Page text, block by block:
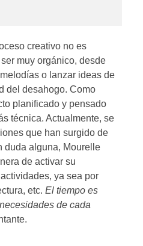
creativo no es
muy orgánico, desde
o lanzar ideas de
del desahogo. Como
planificado y pensado
técnica. Actualmente, se
que han surgido de
duda alguna, Mourelle
de activar su
ya sea por
etc. El tiempo es
de cada